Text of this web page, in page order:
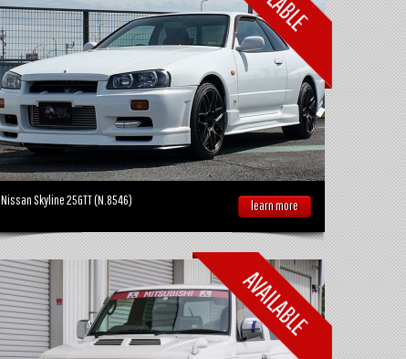
Nissan Skyline 25GTT (N.8546) learn more